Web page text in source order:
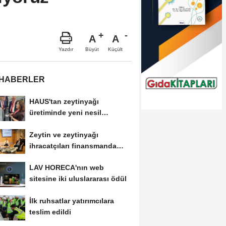
Yazdır
A
Büyüt
A
Küçült
HAUS'tan zeytinyağı
üretiminde yeni nesil
Zeytin ve zeytinyağı
ihracatçıları finansmanda
LAV HORECA'nın web
sitesine iki uluslararası ödül
İlk ruhsatlar yatırımcılara
teslim edildi